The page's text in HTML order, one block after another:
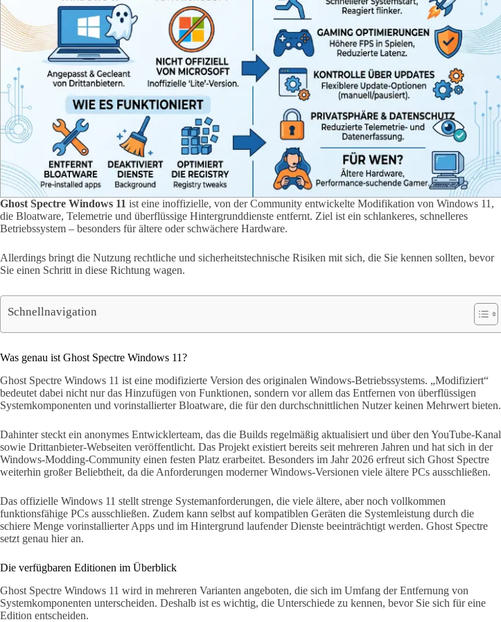
Ghost Spectre Windows 11 ist eine inoffizielle, von der Community entwickelte Modifikation von Windows 11,
die Bloatware, Telemetrie und überflüssige Hintergrunddienste entfernt. Ziel ist ein schlankeres, schnelleres
Betriebssystem – besonders für ältere oder schwächere Hardware.
Allerdings bringt die Nutzung rechtliche und sicherheitstechnische Risiken mit sich, die Sie kennen sollten, bevor
Sie einen Schritt in diese Richtung wagen.
Schnellnavigation
Was genau ist Ghost Spectre Windows 11?
Ghost Spectre Windows 11 ist eine modifizierte Version des originalen Windows-Betriebssystems. „Modifiziert“
bedeutet dabei nicht nur das Hinzufügen von Funktionen, sondern vor allem das Entfernen von überflüssigen
Systemkomponenten und vorinstallierter Bloatware, die für den durchschnittlichen Nutzer keinen Mehrwert bieten.
Dahinter steckt ein anonymes Entwicklerteam, das die Builds regelmäßig aktualisiert und über den YouTube-Kanal
sowie Drittanbieter-Webseiten veröffentlicht. Das Projekt existiert bereits seit mehreren Jahren und hat sich in der
Windows-Modding-Community einen festen Platz erarbeitet. Besonders im Jahr 2026 erfreut sich Ghost Spectre
weiterhin großer Beliebtheit, da die Anforderungen moderner Windows-Versionen viele ältere PCs ausschließen.
Das offizielle Windows 11 stellt strenge Systemanforderungen, die viele ältere, aber noch vollkommen
funktionsfähige PCs ausschließen. Zudem kann selbst auf kompatiblen Geräten die Systemleistung durch die
schiere Menge vorinstallierter Apps und im Hintergrund laufender Dienste beeinträchtigt werden. Ghost Spectre
setzt genau hier an.
Die verfügbaren Editionen im Überblick
Ghost Spectre Windows 11 wird in mehreren Varianten angeboten, die sich im Umfang der Entfernung von
Systemkomponenten unterscheiden. Deshalb ist es wichtig, die Unterschiede zu kennen, bevor Sie sich für eine
Edition entscheiden.